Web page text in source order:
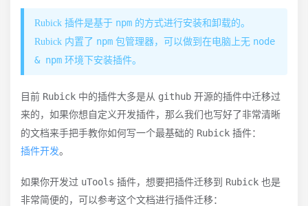
Rubick 插件是基于 npm 的方式进行安装和卸载的。
Rubick 内置了 npm 包管理器，可以做到在电脑上无 node
& npm 环境下安装插件。
目前 Rubick 中的插件大多是从 github 开源的插件中迁移过
来的，如果你想自定义开发插件，那么我们也写好了非常清晰
的文档来手把手教你如何写一个最基础的 Rubick 插件：
插件开发。
如果你开发过 uTools 插件，想要把插件迁移到 Rubick 也是
非常简便的，可以参考这个文档进行插件迁移：